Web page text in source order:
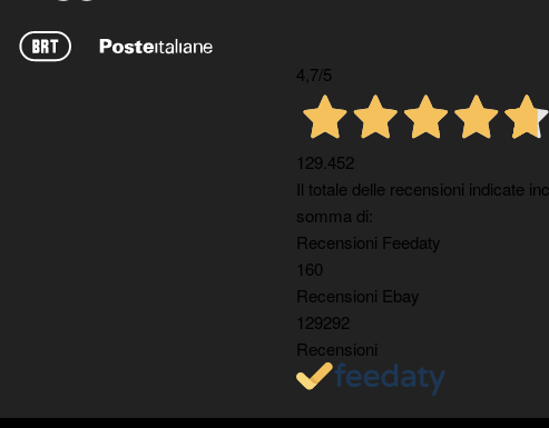
4,7/5
129.452
Il totale delle recensioni indicate
somma di:
Recensioni Feedaty
160
Recensioni Ebay
129292
Recensioni